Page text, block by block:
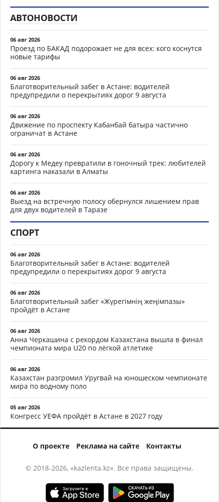
АВТОНОВОСТИ
06 авг 2026
Проезд по БАКАД подорожает не для всех: кого коснутся
новые тарифы
06 авг 2026
Благотворительный забег в Астане: водителей
предупредили о перекрытиях дорог 9 августа
06 авг 2026
Движение по проспекту Кабанбай батыра частично
ограничат в Астане
06 авг 2026
Дорогу к Медеу превратили в гоночный трек: любителей
картинга наказали в Алматы
06 авг 2026
Выезд на встречную полосу обернулся лишением прав
для двух водителей в Таразе
СПОРТ
06 авг 2026
Благотворительный забег в Астане: водителей
предупредили о перекрытиях дорог 9 августа
06 авг 2026
Благотворительный забег «Жүрегімнің жеңімпазы»
пройдёт в Астане
06 авг 2026
Анна Черкашина с рекордом Казахстана вышла в финал
чемпионата мира U20 по лёгкой атлетике
06 авг 2026
Казахстан разгромил Уругвай на юношеском чемпионате
мира по водному поло
05 авг 2026
Конгресс УЕФА пройдёт в Астане в 2027 году
О проекте Реклама на сайте Контакты
© 2018-2026, «kazlenta.kz». Все права защищены.